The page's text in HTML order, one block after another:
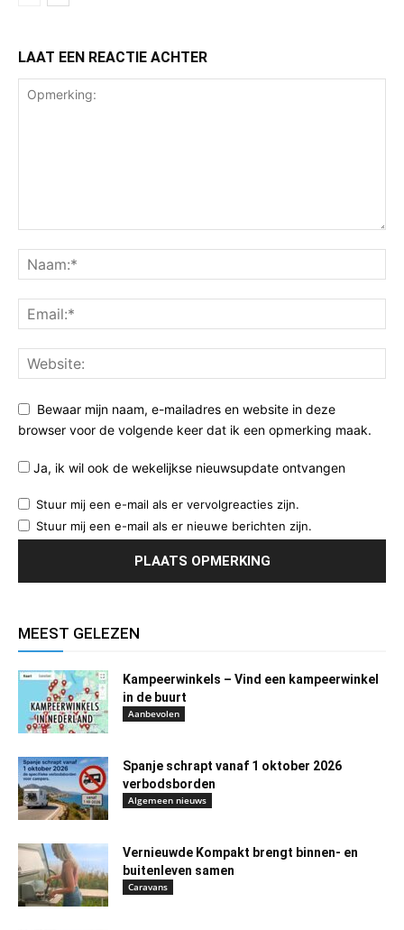
LAAT EEN REACTIE ACHTER
Bewaar mijn naam, e-mailadres en website in deze
browser voor de volgende keer dat ik een opmerking maak.
Ja, ik wil ook de wekelijkse nieuwsupdate ontvangen
Stuur mij een e-mail als er vervolgreacties zijn.
Stuur mij een e-mail als er nieuwe berichten zijn.
MEEST GELEZEN
Kampeerwinkels – Vind een kampeerwinkel
in de buurt
Aanbevolen
Spanje schrapt vanaf 1 oktober 2026
verbodsborden
Algemeen nieuws
Vernieuwde Kompakt brengt binnen- en
buitenleven samen
Caravans